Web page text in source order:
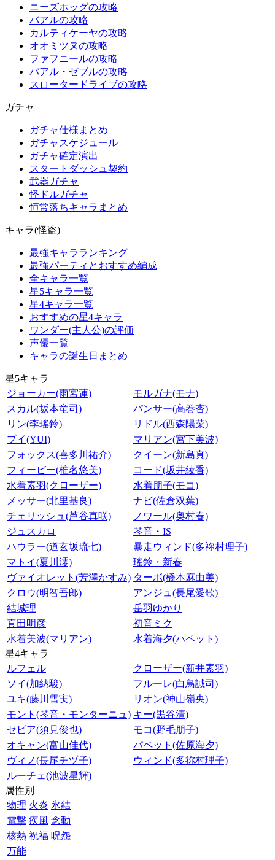
ニーズホッグの攻略
バアルの攻略
カルティケーヤの攻略
オオミツヌの攻略
ファフニールの攻略
バアル・ゼブルの攻略
スロータードライブの攻略
ガチャ
ガチャ仕様まとめ
ガチャスケジュール
ガチャ確定演出
スタートダッシュ契約
武器ガチャ
怪ドルガチャ
恒常落ちキャラまとめ
キャラ(怪盗)
最強キャラランキング
最強パーティとおすすめ編成
全キャラ一覧
星5キャラ一覧
星4キャラ一覧
おすすめの星4キャラ
ワンダー(主人公)の評価
声優一覧
キャラの誕生日まとめ
星5キャラ
ジョーカー(雨宮蓮)
モルガナ(モナ)
スカル(坂本竜司)
パンサー(高巻杏)
リン(李瑤鈴)
リドル(西森陽菜)
ブイ(YUI)
マリアン(宮下美波)
フォックス(喜多川祐介)
クイーン(新島真)
フィービー(椎名悠美)
コード(坂井綾香)
水着素羽(クローザー)
水着朋子(モコ)
メッサー(北里基良)
ナビ(佐倉双葉)
チェリッシュ(芦谷真咲)
ノワール(奥村春)
ジュスカロ
琴音・IS
ハウラー(道玄坂琉七)
暴走ウィンド(多祢村理子)
マトイ(夏川澪)
瑤鈴・新春
ヴァイオレット(芳澤かすみ) ターボ(橋本麻由美)
クロウ(明智吾郎)
アンジュ(長尾愛歌)
結城理
岳羽ゆかり
真田明彦
初音ミク
水着美波(マリアン)
水着海夕(パペット)
星4キャラ
ルフェル
クローザー(新井素羽)
ソイ(加納駿)
フルーレ(白鳥誠司)
ユキ(藤川雪実)
リオン(神山嶺央)
モント(琴音・モンターニュ) キー(黒谷清)
セピア(須見俊也)
モコ(野毛朋子)
オキャン(富山佳代)
パペット(佐原海夕)
ヴィノ(長尾チヅ子)
ウィンド(多祢村理子)
ルーチェ(池波星輝)
属性別
物理 火炎 氷結
電撃 疾風 念動
核熱 祝福 呪怨
万能